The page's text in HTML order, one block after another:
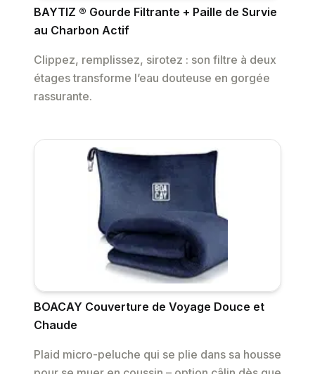
BAYTIZ ® Gourde Filtrante + Paille de Survie
au Charbon Actif
Clippez, remplissez, sirotez : son filtre à deux
étages transforme l’eau douteuse en gorgée
rassurante.
BOACAY Couverture de Voyage Douce et
Chaude
Plaid micro-peluche qui se plie dans sa housse